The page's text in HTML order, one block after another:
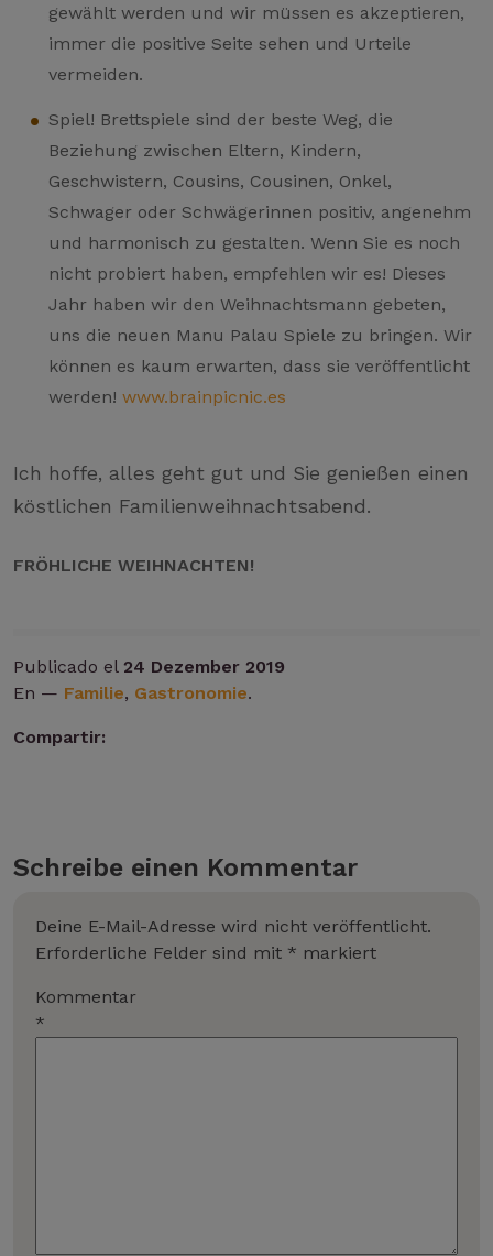
gewählt werden und wir müssen es akzeptieren,
immer die positive Seite sehen und Urteile
vermeiden.
Spiel! Brettspiele sind der beste Weg, die
Beziehung zwischen Eltern, Kindern,
Geschwistern, Cousins, Cousinen, Onkel,
Schwager oder Schwägerinnen positiv, angenehm
und harmonisch zu gestalten. Wenn Sie es noch
nicht probiert haben, empfehlen wir es! Dieses
Jahr haben wir den Weihnachtsmann gebeten,
uns die neuen Manu Palau Spiele zu bringen. Wir
können es kaum erwarten, dass sie veröffentlicht
werden! www.brainpicnic.es
Ich hoffe, alles geht gut und Sie genießen einen
köstlichen Familienweihnachtsabend.
FRÖHLICHE WEIHNACHTEN!
Publicado el 24 Dezember 2019
En — Familie, Gastronomie.
Compartir:
Schreibe einen Kommentar
Deine E-Mail-Adresse wird nicht veröffentlicht.
Erforderliche Felder sind mit * markiert
Kommentar
*